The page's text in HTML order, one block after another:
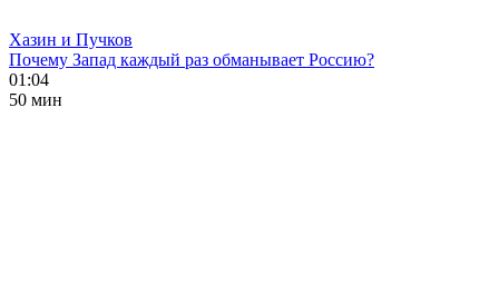
Хазин и Пучков
Почему Запад каждый раз обманывает Россию?
01:04
50 мин